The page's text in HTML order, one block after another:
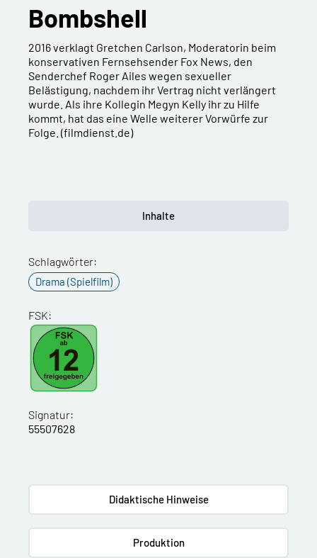
Bombshell
2016 verklagt Gretchen Carlson, Moderatorin beim
konservativen Fernsehsender Fox News, den
Senderchef Roger Ailes wegen sexueller
Belästigung, nachdem ihr Vertrag nicht verlängert
wurde. Als ihre Kollegin Megyn Kelly ihr zu Hilfe
kommt, hat das eine Welle weiterer Vorwürfe zur
Folge. (filmdienst.de)
Inhalte
Schlagwörter:
Drama (Spielfilm)
FSK:
Signatur:
55507628
Didaktische Hinweise
Produktion